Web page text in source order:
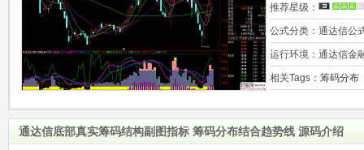
推荐星级：
公式分类： 通达信公
运行环境： 通达信金
相关Tags： 筹码分布
通达信底部真实筹码结构副图指标 筹码分布结合趋势线 源码介绍